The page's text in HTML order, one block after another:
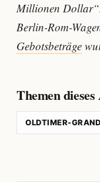
Millionen
Berlin-Rom-
Gebotsbeträge
Themen
OLDTIMER-